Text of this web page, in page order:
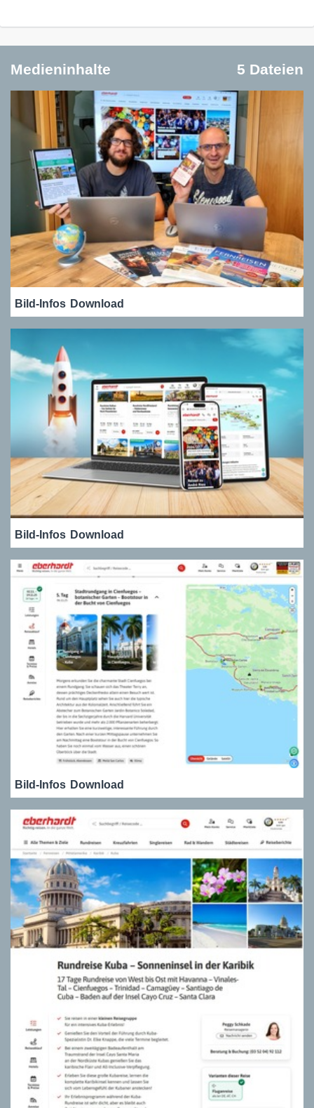
Medieninhalte 5 Dateien
Bild-Infos Download
Bild-Infos Download
Bild-Infos Download